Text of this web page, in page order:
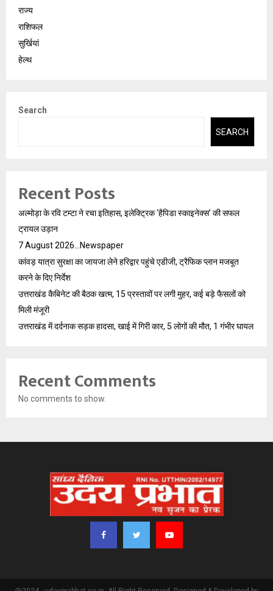
राज्य
राशिफल
सुर्खियां
हेल्थ
Search
SEARCH
Recent Posts
अल्मोड़ा के रवि टम्टा ने रचा इतिहास, इलेक्ट्रिक ‘हैपिडा स्काइनेक्स’ की सफल
ट्रायल उड़ान
7 August 2026…Newspaper
कांवड़ यात्रा सुरक्षा का जायजा लेने हरिद्वार पहुंचे एडीजी, ट्रैफिक प्लान मजबूत
करने के दिए निर्देश
उत्तराखंड कैबिनेट की बैठक खत्म, 15 प्रस्तावों पर लगी मुहर, कई बड़े फैसलों को
मिली मंजूरी
उत्तराखंड में दर्दनाक सड़क हादसा, खाई में गिरी कार, 5 लोगों की मौत, 1 गंभीर घायल
Recent Comments
No comments to show.